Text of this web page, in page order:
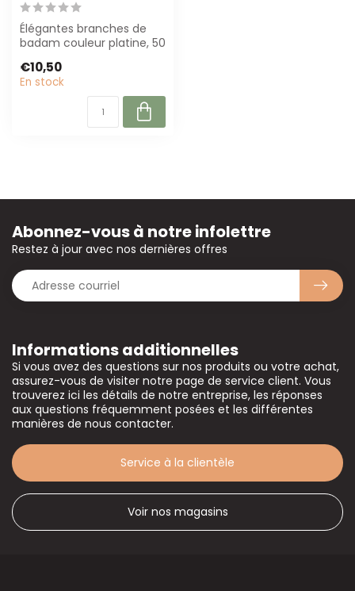
Élégantes branches de
badam couleur platine, 50
bouquet...
€10,50
En stock
Informations additionnelles
Si vous avez des questions sur nos produits ou votre achat,
assurez-vous de visiter notre page de service client. Vous
trouverez ici les détails de notre entreprise, les réponses
aux questions fréquemment posées et les différentes
manières de nous contacter.
Service à la clientèle
Voir nos magasins
Abonnez-vous à notre infolettre
Restez à jour avec nos dernières offres